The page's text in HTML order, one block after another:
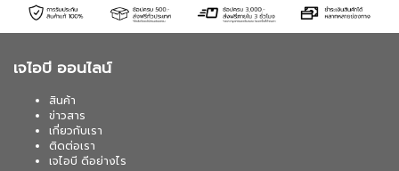
เจไอบี ออนไลน์
สินค้า
ข่าวสาร
เกี่ยวกับเรา
ติดต่อเรา
เจไอบี ดีอย่างไร